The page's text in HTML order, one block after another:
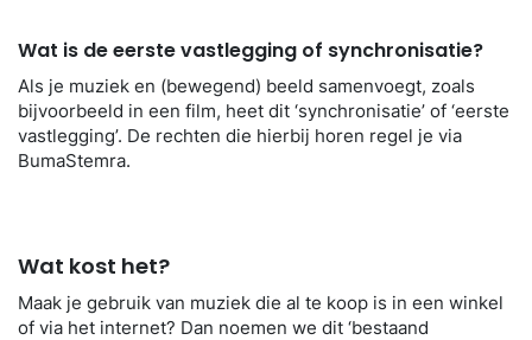
Wat is de eerste vastlegging of synchronisatie?
Als je muziek en (bewegend) beeld samenvoegt, zoals
bijvoorbeeld in een film, heet dit ‘synchronisatie’ of ‘eerste
vastlegging’. De rechten die hierbij horen regel je via
BumaStemra.
Wat kost het?
Maak je gebruik van muziek die al te koop is in een winkel
of via het internet? Dan noemen we dit ‘bestaand